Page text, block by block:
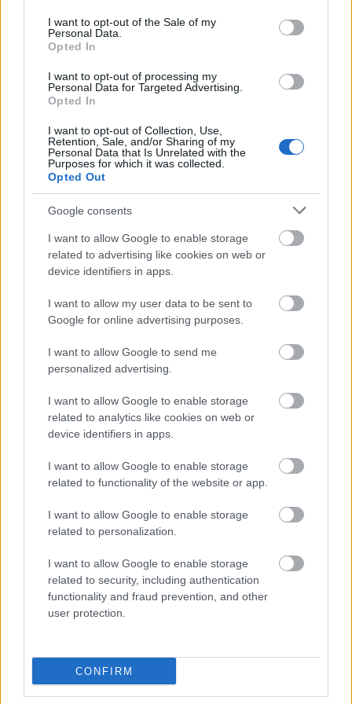
consent section.
I want to opt-out of the Sale of my
Personal Data.
Opted In
I want to opt-out of processing my
Personal Data for Targeted Advertising.
Opted In
I want to opt-out of Collection, Use,
Retention, Sale, and/or Sharing of my
Personal Data that Is Unrelated with the
Purposes for which it was collected.
Opted Out
Google consents
I want to allow Google to enable storage
related to advertising like cookies on web or
device identifiers in apps.
I want to allow my user data to be sent to
Google for online advertising purposes.
I want to allow Google to send me
personalized advertising.
I want to allow Google to enable storage
related to analytics like cookies on web or
device identifiers in apps.
I want to allow Google to enable storage
related to functionality of the website or app.
I want to allow Google to enable storage
related to personalization.
I want to allow Google to enable storage
related to security, including authentication
functionality and fraud prevention, and other
user protection.
CONFIRM
ahol a nyári szezonbanPaznaun-völgy
bármely
szállásán éjszakázó vendég számára a felvonók
használata teljesen ingyenes, beleértve a határ túlsó
oldalán lévő svájciSamnaun-völgy
A nyári túra másik magashegyi helyszíne, az Ötz-
völggyel párhuzamos Pitztal és annak
gleccserrégiója.
Nyáron ezen a helyszínen sízési lehetőségre nincsen
lehetőség, azonban a túrázó vendégek előtt nyitva
áll. Ennek megfelelően a kizárólag téli sportolókat
legmagasabban fekvő kávézójához (a
reklámbrosúrákban így is hirdetik) egy hegy
gyomrában közlekedő, 3,7 kilométeres
pályahosszúságú sikló-expresszen, valamint
Wildspitzbahnnevű, nyolcszemélyes kiskabinos
felvonó-rendszeren keresztül vezet fel az út egészen
3440 méteres magasságig.
Gletscherexpresssiklóval megérkezve a 2840 méter
elénk. A fotó előterében lévő, hóból épített mini-
domb mögött látható a
formájú völgyállomás épülete. Háttérben a